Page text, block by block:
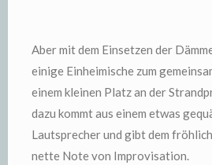
Aber mit dem Einsetzen der
einige Einheimische zum
einem kleinen Platz an der
dazu kommt aus einem etwas
Lautsprecher und gibt dem
nette Note von Improvisation.